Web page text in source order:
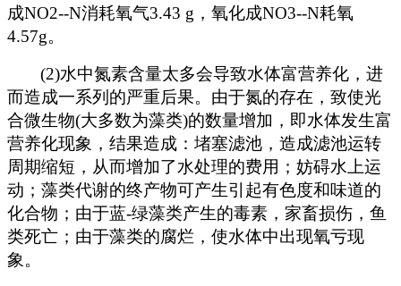
成NO2--N消耗氧气3.43 g，氧化成NO3--N耗氧
4.57g。
(2)水中氮素含量太多会导致水体富营养化，进
而造成一系列的严重后果。由于氮的存在，致使光
合微生物(大多数为藻类)的数量增加，即水体发生富
营养化现象，结果造成：堵塞滤池，造成滤池运转
周期缩短，从而增加了水处理的费用；妨碍水上运
动；藻类代谢的终产物可产生引起有色度和味道的
化合物；由于蓝-绿藻类产生的毒素，家畜损伤，鱼
类死亡；由于藻类的腐烂，使水体中出现氧亏现
象。